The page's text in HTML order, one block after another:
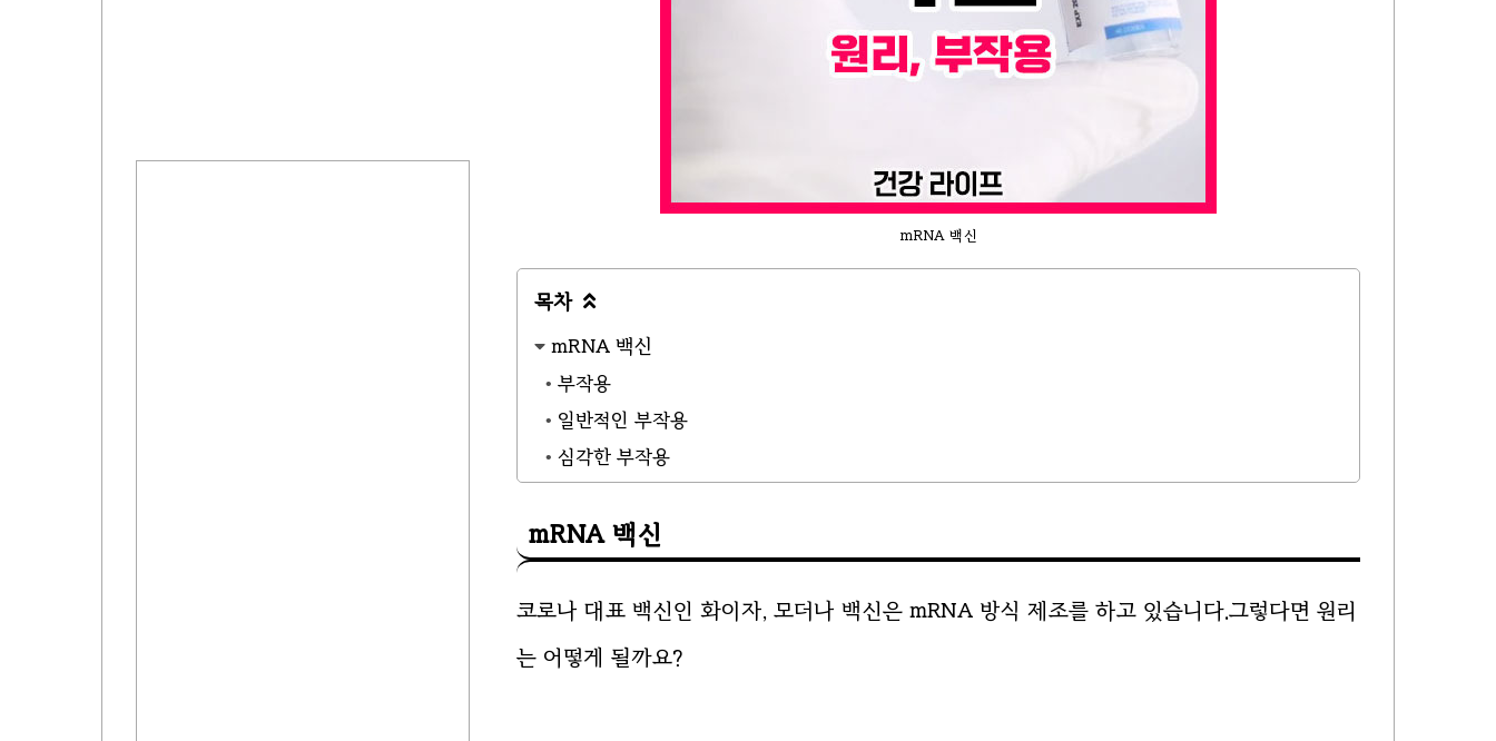
mRNA 백신
목차 
mRNA 백신
부작용
일반적인 부작용
심각한 부작용
mRNA 백신
코로나 대표 백신인 화이자, 모더나 백신은 mRNA 방식 제조를 하고 있습니다.그렇다면 원리
는 어떻게 될까요?